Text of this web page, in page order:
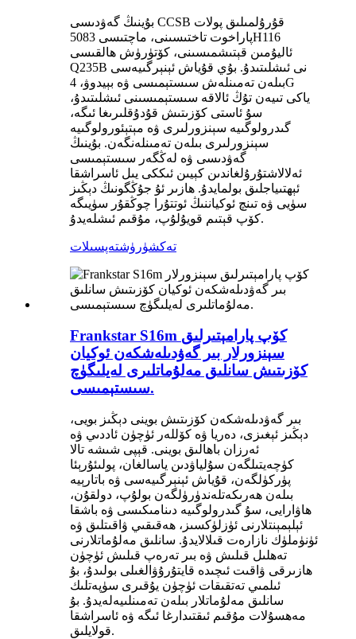
بۇينىڭ گەۋدىسى CCSB قۇرۇلمىلىق پولات
پاراخوت تاختىسىنى، ماچتىسى 5083H116
ئاليۇمىن قېتىشمىسىنى، كۆتۈرۈش ھالقىسى
Q235B نى ئىشلىتىدۇ. بۇي قۇياش ئېنېرگىيەسى
بىلەن تەمىنلەش سىستېمىسى ۋە بېيدوۋ، 4G
ياكى تىيەن تۇڭ ئالاقە سىستېمىسىنى ئىشلىتىدۇ،
سۇ ئاستى كۆزىتىش قۇدۇقلىرىغا ئىگە،
گىدرولوگىيە سېنزورلىرى ۋە مېتېئورولوگىيە
سېنزورلىرى بىلەن تەمىنلەنگەن. بۇينىڭ
گەۋدىسى ۋە لەڭگەر سىستېمىسى
ئەلالاشتۇرۇلغاندىن كېيىن ئىككى يىل ئاسراشقا
ئېھتىياجلىق بولمايدۇ. ھازىر ئۇ جۇڭگونىڭ دېڭىز
سۈيى ۋە تىنچ ئوكياننىڭ ئوتتۇرا چوڭقۇر سۈيىگە
كۆپ قېتىم قويۇلۇپ، مۇقىم ئىشلەيدۇ.
تەكشۈرۈشتەپسىلات
Frankstar S16m كۆپ پارامېتىرلىق
سېنزورلار بىر گەۋدىلەشكەن ئوكيان
كۆزىتىش سانلىق مەلۇماتلىرى لەيلىگۈچ
سىستېمىسى.
بىر گەۋدىلەشكەن كۆزىتىش بوينى دېڭىز بويى،
دېڭىز ئېغىزى، دەريا ۋە كۆللەر ئۈچۈن ئاددىي ۋە
ئەرزان باھالىق بوينى. قېپى شىشە تالا
كۈچەيتىلگەن سۇلياۋدىن ياسالغان، پولىئۇرېئا
پۈركۈلگەن، قۇياش ئېنېرگىيەسى ۋە باتارېيە
بىلەن ھەرىكەتلەندۈرۈلگەن بولۇپ، دولقۇن،
ھاۋارايى، سۇ گىدرولوگىيە دىنامىكىسى ۋە باشقا
ئېلېمېنتلارنى ئۈزلۈكسىز، ھەقىقىي ۋاقىتلىق ۋە
ئۈنۈملۈك نازارەت قىلالايدۇ. سانلىق مەلۇماتلارنى
تەھلىل قىلىش ۋە بىر تەرەپ قىلىش ئۈچۈن
ھازىرقى ۋاقىت ئىچىدە قايتۇرۇۋالغىلى بولىدۇ، بۇ
ئىلمىي تەتقىقات ئۈچۈن يۇقىرى سۈپەتلىك
سانلىق مەلۇماتلار بىلەن تەمىنلىيەلەيدۇ. بۇ
مەھسۇلات مۇقىم ئىقتىدارغا ئىگە ۋە ئاسراشقا
قولايلىق.